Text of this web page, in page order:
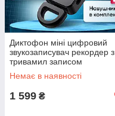
Диктофон міні цифровий
звукозаписувач рекордер з
тривамил записом
шумозаглушенням
автономна робота 8 ГБ
Немає в наявності
1 599 ₴